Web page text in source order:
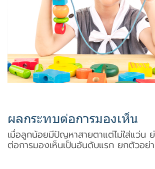
ผลกระทบต่อการมองเห็น
เมื่อลูกน้อยมีปัญหาสายตาแต่ไม่ใส่แว่น
ต่อการมองเห็นเป็นอันดับแรก ยกตัวอย่